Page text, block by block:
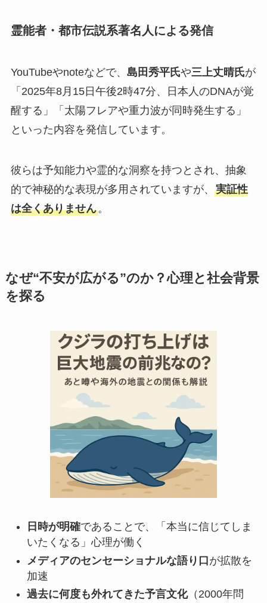
霊能者・都市伝説系著名人による発信
YouTubeやnoteなどで、 島田秀平氏や三上丈晴氏が
「2025年8月15日午後2時47分、日本人のDNAが覚
醒する」「太陽フレアや重力波が同時発生する」
といった内容を発信しています。
彼らは予知能力や霊的な洞察を持つとされ、抽象
的で神秘的な表現が多用されていますが、 実証性
は全くありません。
なぜ“不安が広がる”のか？心理と社会背景
を探る
日時が明確であることで、「本当に信じてしま
いたくなる」心理が働く
メディアのセンセーショナルな語り口が拡散を
加速
過去に何度も外れてきた予言文化（2000年問